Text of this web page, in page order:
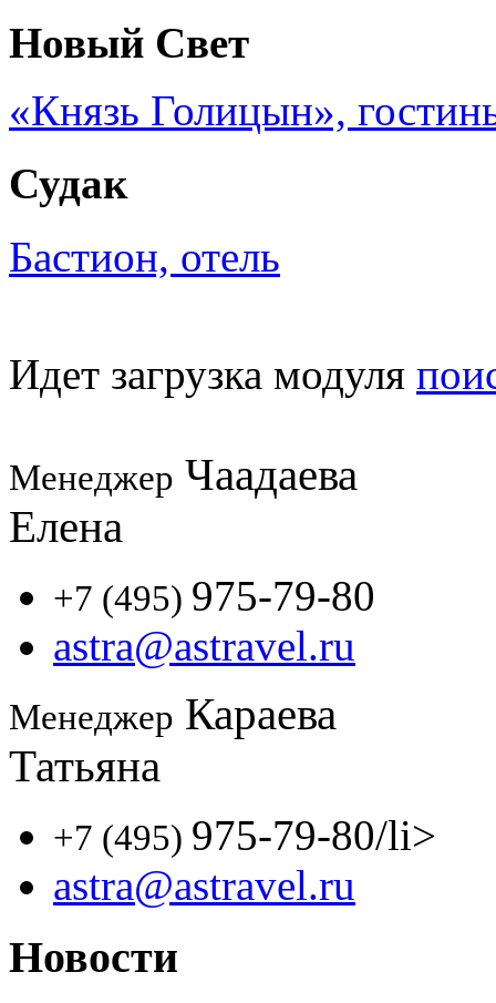
Новый Свет
«Князь Голицын»,
Судак
Бастион, отель
Идет загрузка модуля
Менеджер Чаадаева
Елена
+7 (495) 975-79-80
astra@astravel.ru
Менеджер Караева
Татьяна
+7 (495) 975-79-80/li>
astra@astravel.ru
Новости